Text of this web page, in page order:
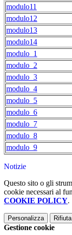
modulo11
modulo12
modulo13
modulo14
modulo_1
modulo_2
modulo_3
modulo_4
modulo_5
modulo_6
modulo_7
modulo_8
modulo_9
Notizie
Questo sito o gli
cookie necessari al
COOKIE POLICY.
Personalizza
Gestione cookie